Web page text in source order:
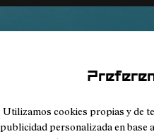
Utilizamos cookies propias y de
publicidad personalizada en base